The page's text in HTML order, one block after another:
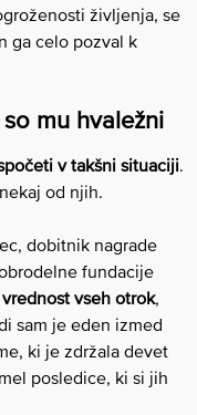
življenja, se
ga celo pozval k
mu hvaležni
v takšni situaciji.
od njih.
dobitnik nagrade
fundacije
vrednost vseh otrok,
sam je eden izmed
ki je zdržala devet
posledice, ki si jih